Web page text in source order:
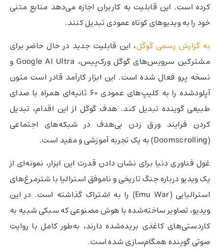
کرده است. این قابلیت به کاربران اجازه می‌دهد منابع متنی
خود را به ویدیوهای کوتاه عمودی تبدیل کنند.
به گزارش رسمی گوگل، این قابلیت جدید در حال حاضر برای
مشترکین سرویس‌های گوگل ورک‌پیس، Google AI Ultra و
نسخه پرو فعال شده است. این ابزار کارآمد قادر است متون
آپلودشده را به کلیپ‌های عمودی ۶۰ ثانیه‌ای همراه با صدای
طبیعی گوینده تبدیل کند. هدف گوگل از این اقدام، تبدیل
کردن فرایند ورق زدن بی‌هدف در شبکه‌های اجتماعی
(Doomscrolling) به یک تجربه آموزشی و مفید است.
غول فناوری دنیا برای نشان دادن قدرت این ابزار، نمونه‌ای از
یک ویدیو درباره جنگ تاریخی و ناموفق استرالیا با شترمرغ‌های
استرالیایی (Emu War) را به اشتراک گذاشته است. در این
ویدیو، تصاویر ساخته‌شده با هوش مصنوعی که سبکی شبیه به
کاردستی‌های کاغذی بریده‌شده دارند، به‌طور کامل با روایت
صوتی گوینده همگام‌سازی شده است.